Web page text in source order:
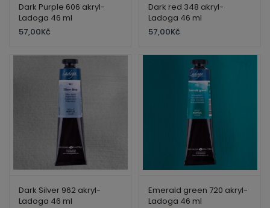
Dark Purple 606 akryl-
Ladoga 46 ml
57,00Kč
Dark red 348 akryl-
Ladoga 46 ml
57,00Kč
Dark Silver 962 akryl-
Ladoga 46 ml
Emerald green 720 akryl-
Ladoga 46 ml